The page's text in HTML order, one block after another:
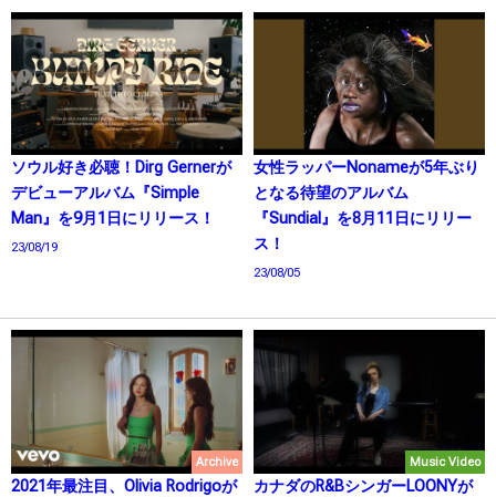
ソウル好き必聴！Dirg Gernerが
デビューアルバム『Simple
Man』を9月1日にリリース！
23/08/19
女性ラッパーNonameが5年ぶり
となる待望のアルバム
『Sundial』を8月11日にリリー
ス！
23/08/05
Archive
2021年最注目、Olivia Rodrigoが
Music Video
カナダのR&BシンガーLOONYが